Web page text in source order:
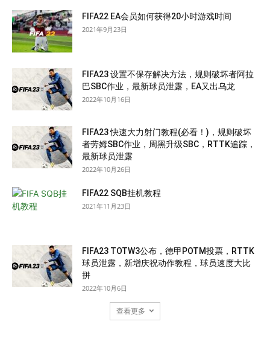
FIFA22 EA会员如何获得20小时游戏时间
2021年9月23日
FIFA23 设置不保存解决方法，规则破坏者阿拉
巴SBC作业，最新球员泄露，EA又出乌龙
2022年10月16日
FIFA23 快速大力射门教程(必看！)，规则破坏
者劳姆SBC作业，周黑升级SBC，RTTK追踪，
最新球员泄露
2022年10月26日
FIFA22 SQB挂机教程
2021年11月23日
FIFA23 TOTW3公布，德甲POTM投票，RTTK
球员泄露，新增庆祝动作教程，球员速度大比
拼
2022年10月6日
查看更多